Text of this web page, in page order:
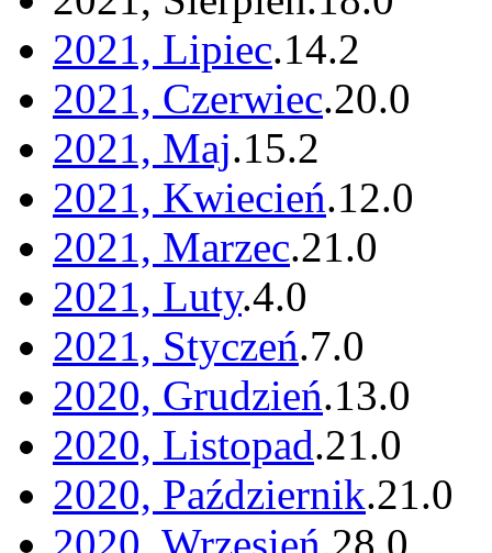
2021, Lipiec.14.2
2021, Czerwiec.20.0
2021, Maj.15.2
2021, Kwiecień.12.0
2021, Marzec.21.0
2021, Luty.4.0
2021, Styczeń.7.0
2020, Grudzień.13.0
2020, Listopad.21.0
2020, Październik.21.0